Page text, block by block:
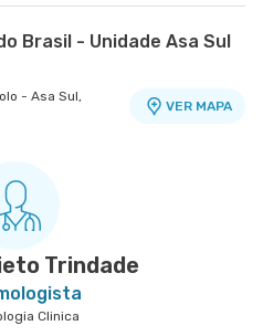
Brasil - Unidade Asa Sul
- Asa Sul,
VER MAPA
Trindade
Clinica